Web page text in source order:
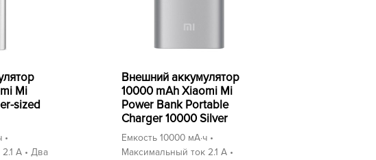
Mi
sized
•
А • Два
Внешний аккумулятор
10000 mAh Xiaomi Mi
Power Bank Portable
Charger 10000 Silver
Емкость 10000 мА⋅ч •
Максимальный ток 2.1 А •